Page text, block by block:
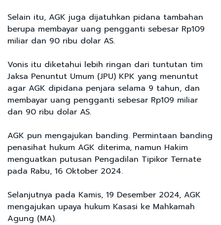
Selain itu, AGK juga dijatuhkan pidana tambahan
berupa membayar uang pengganti sebesar Rp109
miliar dan 90 ribu dolar AS.
Vonis itu diketahui lebih ringan dari tuntutan tim
Jaksa Penuntut Umum (JPU) KPK yang menuntut
agar AGK dipidana penjara selama 9 tahun, dan
membayar uang pengganti sebesar Rp109 miliar
dan 90 ribu dolar AS.
AGK pun mengajukan banding. Permintaan banding
penasihat hukum AGK diterima, namun Hakim
menguatkan putusan Pengadilan Tipikor Ternate
pada Rabu, 16 Oktober 2024.
Selanjutnya pada Kamis, 19 Desember 2024, AGK
mengajukan upaya hukum Kasasi ke Mahkamah
Agung (MA).